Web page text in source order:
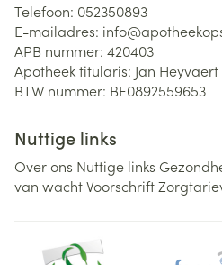
Telefoon: 052350893
E-mailadres: info@
APB nummer: 420403
Apotheek titularis: Jan Heyvaert
BTW nummer: BE0892559653
Nuttige links
Over ons Nuttige links
van wachtVoorschrift